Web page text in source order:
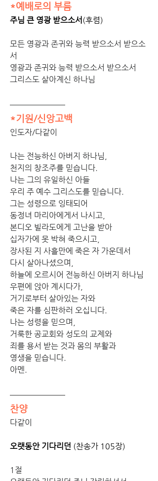
*예배로의 부름
주님 큰 영광 받으소서 (후렴)
모든 영광과 존귀와 능력 받으소서 받으소
서
영광과 존귀와 능력 받으소서 받으소서
그리스도 살아계신 하나님
*기원/신앙고백
인도자/다같이
나는 전능하신 아버지 하나님,
천지의 창조주를 믿습니다.
나는 그의 유일하신 아들
우리 주 예수 그리스도를 믿습니다.
그는 성령으로 잉태되어
동정녀 마리아에게서 나시고,
본디오 빌라도에게 고난을 받아
십자가에 못 박혀 죽으시고,
장사된 지 사흘만에 죽은 자 가운데서
다시 살아나셨으며,
하늘에 오르시어 전능하신 아버지 하나님
우편에 앉아 계시다가,
거기로부터 살아있는 자와
죽은 자를 심판하러 오십니다.
나는 성령을 믿으며,
거룩한 공교회와 성도의 교제와
죄를 용서 받는 것과 몸의 부활과
영생을 믿습니다.
아멘.
찬양
다같이
오랫동안 기다리던 (찬송가 105장)
1절